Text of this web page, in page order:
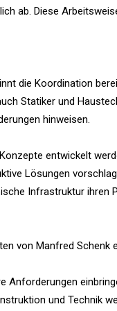
ab. Diese
die Koordination
Statiker und
hinweisen.
entwickelt
Lösungen
Infrastruktur ihren
von Manfred Schenk
Anforderungen
und Technik